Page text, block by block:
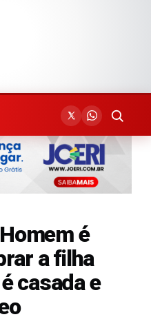
é
a filha
casada e